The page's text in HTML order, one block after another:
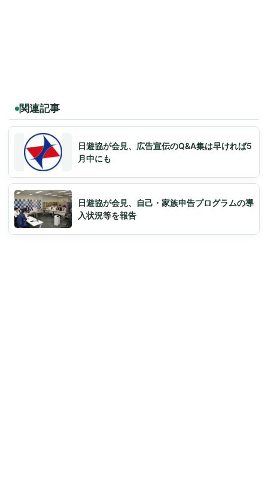
関連記事
日遊協が会見、広告宣伝のQ&A集は早ければ5
月中にも
日遊協が会見、自己・家族申告プログラムの導
入状況等を報告